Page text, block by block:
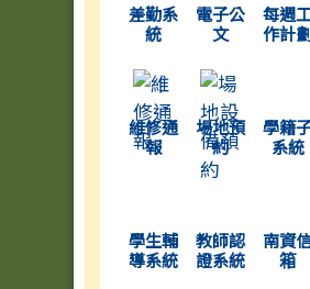
差勤系
統
電子公
文
每週
作計
維修通
報
(另開新視窗)
場地預
約
(另開新視
學籍
系統
學生輔
導系統
教師認
證系統
南資
箱